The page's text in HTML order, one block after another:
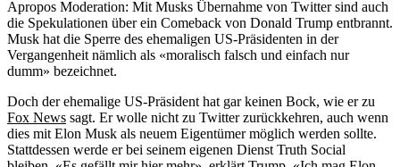
Apropos Moderation: Mit Musks Übernahme von Twitter sind auch
die Spekulationen über ein Comeback von Donald Trump entbrannt.
Musk hat die Sperre des ehemaligen US-Präsidenten in der
Vergangenheit nämlich als «moralisch falsch und einfach nur
dumm» bezeichnet.
Doch der ehemalige US-Präsident hat gar keinen Bock, wie er zu
Fox News sagt. Er wolle nicht zu Twitter zurückkehren, auch wenn
dies mit Elon Musk als neuem Eigentümer möglich werden sollte.
Stattdessen werde er bei seinem eigenen Dienst Truth Social